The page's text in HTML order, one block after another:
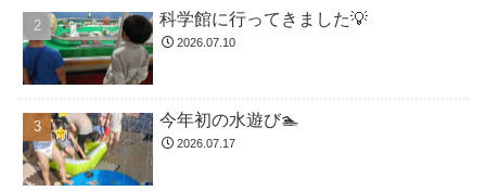
科学館に行ってきました💡
2026.07.10
今年初の水遊び🏊
2026.07.17